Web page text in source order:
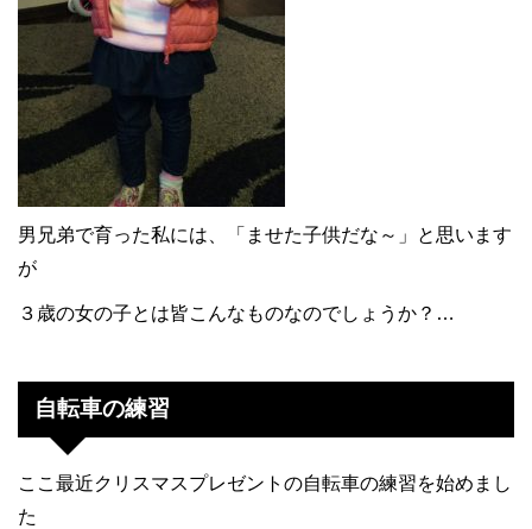
男兄弟で育った私には、「ませた子供だな～」と思います
が
３歳の女の子とは皆こんなものなのでしょうか？…
自転車の練習
ここ最近クリスマスプレゼントの自転車の練習を始めまし
た